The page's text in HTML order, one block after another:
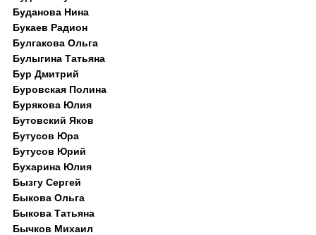
Буданова Нина
Букаев Радион
Булгакова Ольга
Булыгина Татьяна
Бур Дмитрий
Буровская Полина
Бурякова Юлия
Бутовский Яков
Бутусов Юра
Бутусов Юрий
Бухарина Юлия
Бызгу Сергей
Быкова Ольга
Быкова Татьяна
Бычков Михаил